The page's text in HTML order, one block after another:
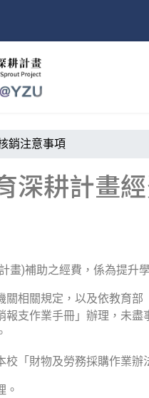
銷注意事項
深耕計畫
畫)補助之經費，係為提
關相關規定，以及依教育
支作業手冊」辦理，未
校「財物及勞務採購作業
。